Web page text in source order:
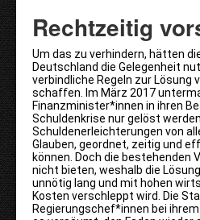
Rechtzeitig
Um das zu verhindern, hätten
Deutschland die Gelegenheit
verbindliche Regeln zur Lösung
schaffen. Im März 2017
Finanzminister*innen in ihren
Schuldenkrise nur gelöst
Schuldenerleichterungen von
Glauben, geordnet, zeitig und
können. Doch die bestehenden
nicht bieten, weshalb die
unnötig lang und mit hohen
Kosten verschleppt wird. Die
Regierungschef*innen bei